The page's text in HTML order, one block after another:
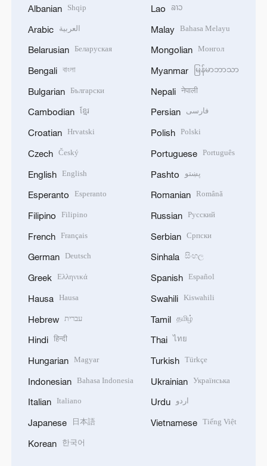
Albanian Shqip
Arabic العربية
Belarusian Беларуская
Bengali বাংলা
Bulgarian Български
Cambodian ខ្មែរ
Croatian Hrvatski
Czech Český
English English
Esperanto Esperanto
Filipino Filipino
French Français
German Deutsch
Greek Ελληνικά
Hausa Hausa
Hebrew עברית
Hindi हिन्दी
Hungarian Magyar
Indonesian Bahasa Indonesia
Italian Italiano
Japanese 日本語
Korean 한국어
Lao ລາວ
Malay Bahasa Melayu
Mongolian Монгол
Myanmar မြန်မာဘာသာ
Nepali नेपाली
Persian فارسی
Polish Polski
Portuguese Português
Pashto پښتو
Romanian Română
Russian Русский
Serbian Српски
Sinhala සිංහල
Spanish Español
Swahili Kiswahili
Tamil தமிழ்
Thai ไทย
Turkish Türkçe
Ukrainian Українська
Urdu اردو
Vietnamese Tiếng Việt